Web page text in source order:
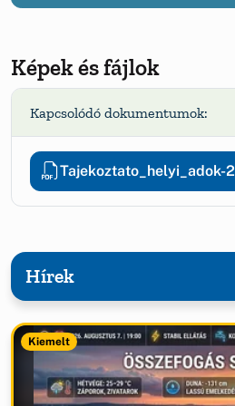
Képek és fájlok
Kapcsolódó dokumentumok:
Tajekoztato_helyi_adok-2
Hírek
Kiemelt